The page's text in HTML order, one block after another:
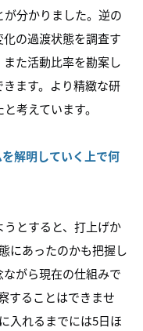
分かりました。逆の
の過渡状態を調査す
た活動比率を勘案し
ます。より精緻な研
考えています。
解明していく上で何
とすると、打上げか
にあったのかも把握し
がら現在の仕組みで
することはできませ
入れるまでには5日ほ